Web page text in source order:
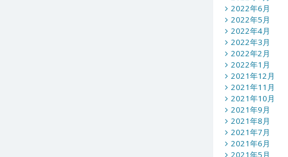
2022年6月
2022年5月
2022年4月
2022年3月
2022年2月
2022年1月
2021年12月
2021年11月
2021年10月
2021年9月
2021年8月
2021年7月
2021年6月
2021年5月